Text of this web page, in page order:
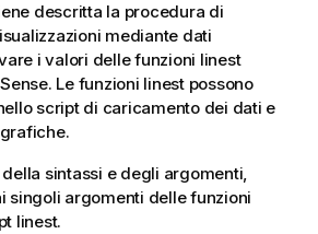
descritta la procedura di
mediante dati
i valori delle funzioni linest
. Le funzioni linestpossono
script di caricamento dei dati e
sintassi e degli argomenti,
singoli argomenti delle funzioni
linest.